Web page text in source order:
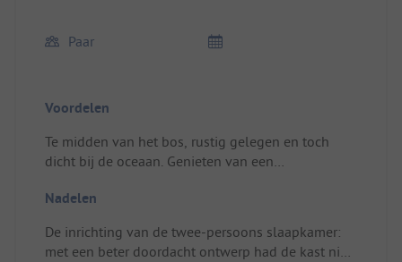
Paar
Voordelen
Te midden van het bos, rustig gelegen en toch
dicht bij de oceaan. Genieten van een
zorgt voor een zekere intimiteit.
rustieke omgeving.
Nadelen
De inrichting van de twee-persoons slaapkamer:
met een beter doordacht ontwerp had de kast niet